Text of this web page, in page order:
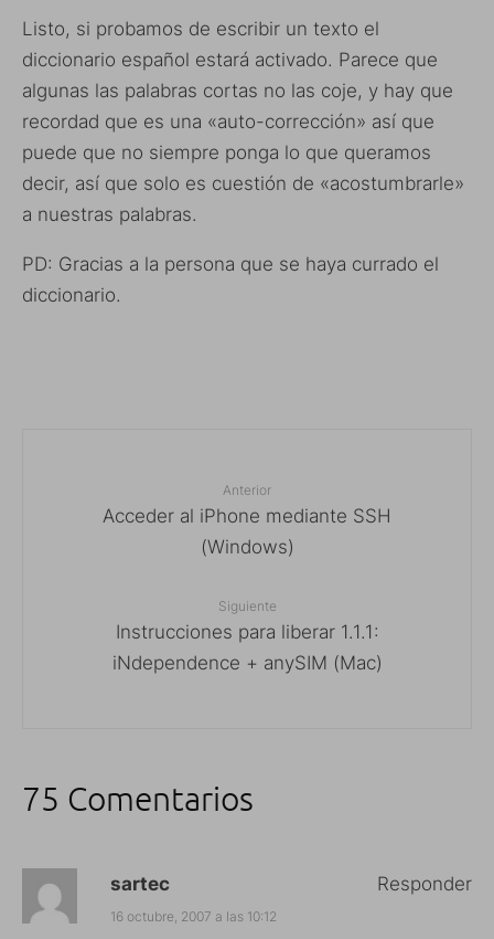
Listo, si probamos de escribir un texto el
diccionario español estará activado. Parece que
algunas las palabras cortas no las coje, y hay que
recordad que es una «auto-corrección» así que
puede que no siempre ponga lo que queramos
decir, así que solo es cuestión de «acostumbrarle»
a nuestras palabras.
PD: Gracias a la persona que se haya currado el
diccionario.
Anterior
Acceder al iPhone mediante SSH
(Windows)
Siguiente
Instrucciones para liberar 1.1.1:
iNdependence + anySIM (Mac)
75 Comentarios
sartec
16 octubre, 2007 a las 10:12
Responder